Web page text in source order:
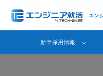
エン
新卒採用情報